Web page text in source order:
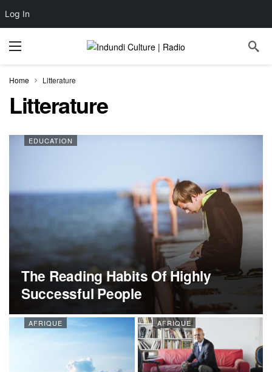
Log In
Home Litterature
Litterature
EDUCATION
The Reading Habits Of Highly
Successful People
AFRIQUE AFRIQUE